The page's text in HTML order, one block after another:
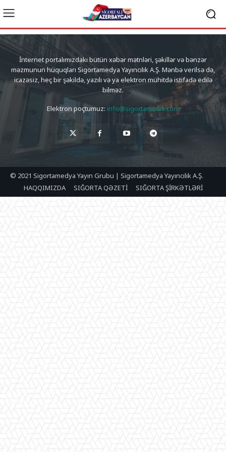
İnternet portalımızdakı bütün xəbər mətnləri, şəkillər və bənzər
məzmunun hüquqları Sigortamedya Yayıncılık A.Ş. Mənbə verilsə də,
icazəsiz, heç bir şəkildə, yazılı və ya elektron mühitdə istifadə edilə
bilməz.
Elektron poçtumuz: info@sigortamedia.com
© 2021 Sigortamedya Yayın Grubu | Sigortamedya Yayıncılık A.Ş.
HAQQIMIZDA
SIĞORTA QƏZETİ SIĞORTA ŞİRKƏTLƏRİ